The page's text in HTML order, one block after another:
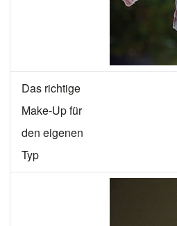
Das richtige
Make-Up für
den eigenen
Typ